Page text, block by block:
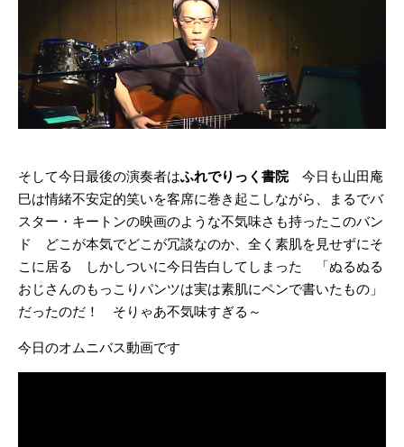
そして今日最後の演奏者はふれでりっく書院 今日も山田庵
巳は情緒不安定的笑いを客席に巻き起こしながら、まるでバ
スター・キートンの映画のような不気味さも持ったこのバン
ド どこが本気でどこが冗談なのか、全く素肌を見せずにそ
こに居る しかしついに今日告白してしまった 「ぬるぬる
おじさんのもっこりパンツは実は素肌にペンで書いたもの」
だったのだ！ そりゃあ不気味すぎる～
今日のオムニバス動画です